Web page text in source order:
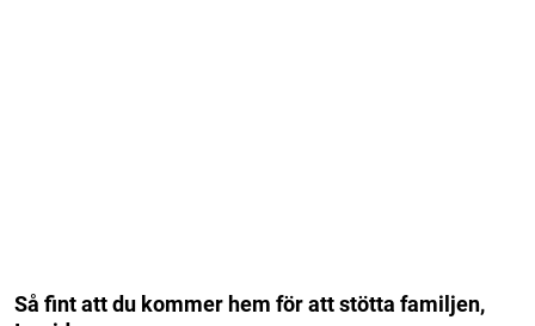
Så fint att du kommer hem för att stötta familjen,